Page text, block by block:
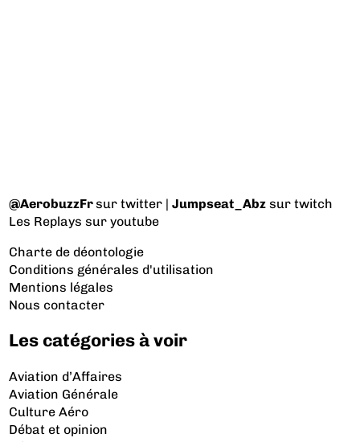
@AerobuzzFrsur twitter |Jumpseat_Abz sur twitch
Les Replays sur youtube
Charte de déontologie
Conditions générales d'utilisation
Mentions légales
Nous contacter
Les catégories à voir
Aviation d’Affaires
Aviation Générale
Culture Aéro
Débat et opinion